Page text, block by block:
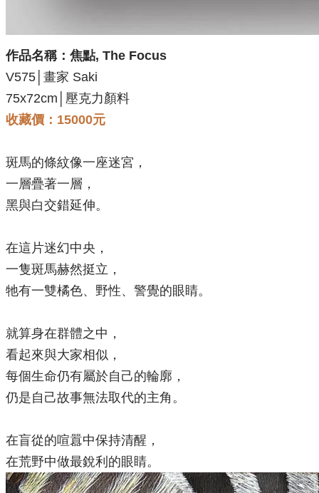
作品名稱： 焦點, The Focus
V575│畫家 Saki
75x72cm│壓克力顏料
收藏價：15000元
斑馬的條紋像一座迷宮，
一層疊著一層，
黑與白交錯延伸。
在這片迷幻中央，
一隻斑馬赫然挺立，
牠有一雙橘色、野性、警覺的眼睛。
就算身在群體之中，
看起來與大家相似，
每個生命仍有屬於自己的輪廓，
仍是自己故事無法取代的主角。
在盲從的喧囂中保持清醒，
在荒野中做最銳利的眼睛。